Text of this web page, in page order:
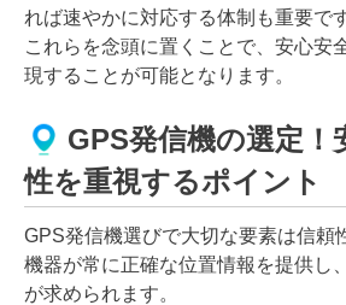
れば速やかに対応する体制も重要です
これらを念頭に置くことで、安心安
現することが可能となります。
GPS発信機の選定！
性を重視するポイント
GPS発信機選びで大切な要素は信頼
機器が常に正確な位置情報を提供し
が求められます。